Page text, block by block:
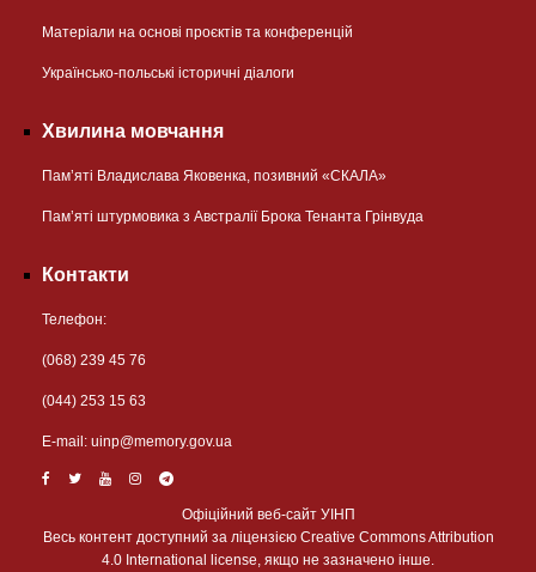
Матеріали на основі проєктів та конференцій
Українсько-польські історичні діалоги
Хвилина мовчання
Пам’яті Владислава Яковенка, позивний «СКАЛА»
Пам’яті штурмовика з Австралії Брока Тенанта Грінвуда
Контакти
Телефон:
(068) 239 45 76
(044) 253 15 63
Е-mail: uinp@memory.gov.ua
Офіційний веб-сайт УІНП
Весь контент доступний за ліцензією Creative Commons Attribution
4.0 International license, якщо не зазначено інше.